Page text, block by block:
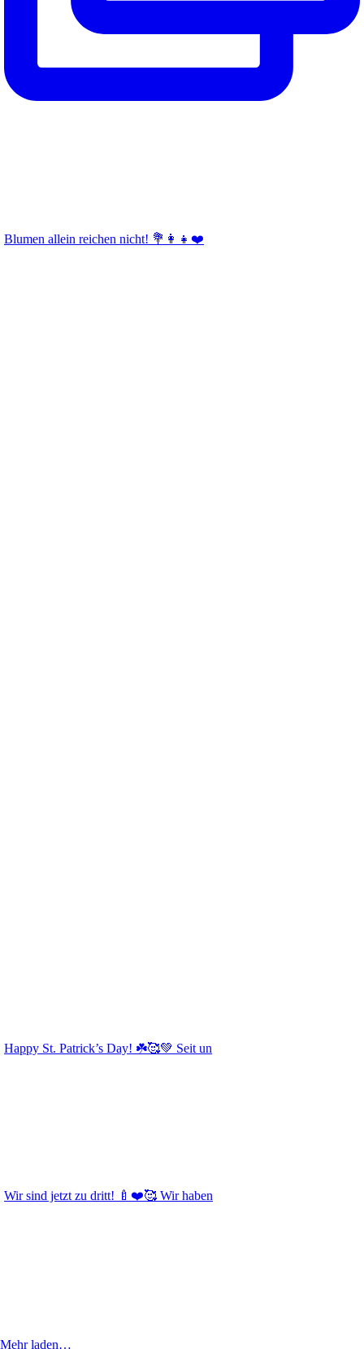
Blumen allein reichen nicht! 💐👩‍👧❤️
Happy St. Patrick’s Day! ☘️🥰💚 Seit un
Wir sind jetzt zu dritt! 🍼❤️🥰 Wir haben
Mehr laden…